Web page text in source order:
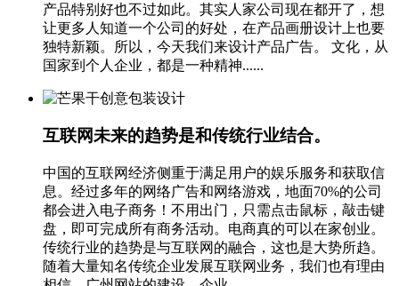
产品特别好也不过如此。其实人家公司现在都开了，想
让更多人知道一个公司的好处，在产品画册设计上也要
独特新颖。所以，今天我们来设计产品广告。 文化，从
国家到个人企业，都是一种精神......
互联网未来的趋势是和传统行业结合。
中国的互联网经济侧重于满足用户的娱乐服务和获取信
息。经过多年的网络广告和网络游戏，地面70%的公司
都会进入电子商务！不用出门，只需点击鼠标，敲击键
盘，即可完成所有商务活动。电商真的可以在家创业。
传统行业的趋势是与互联网的融合，这也是大势所趋。
随着大量知名传统企业发展互联网业务，我们也有理由